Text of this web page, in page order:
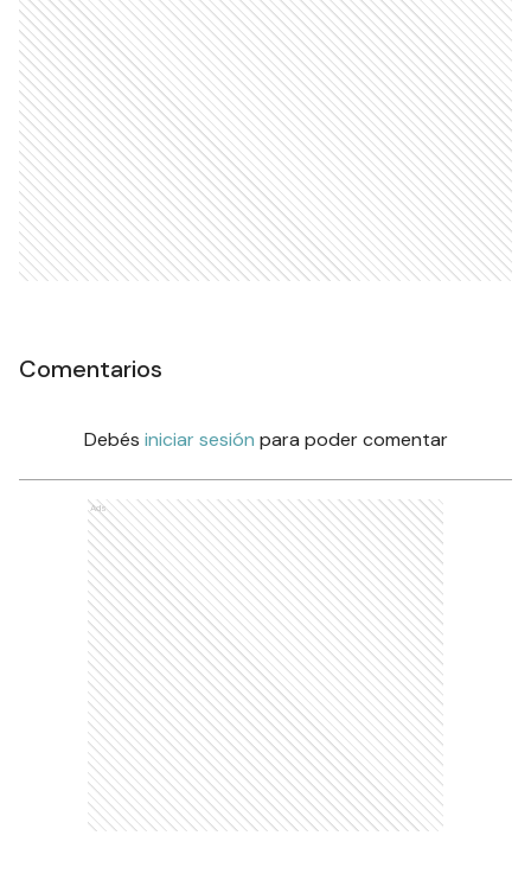
Comentarios
Debés iniciar sesión para poder comentar
Ads